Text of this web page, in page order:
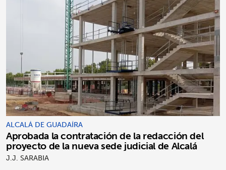
ALCALÁ DE GUADAÍRA
Aprobada la contratación de la redacción del
proyecto de la nueva sede judicial de Alcalá
J.J. SARABIA